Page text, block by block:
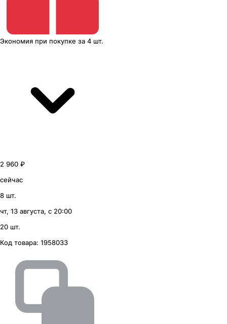
Экономия при покупке за 4 шт.
2 960 ₽
сейчас
8 шт.
чт, 13 августа, с 20:00
20 шт.
Код товара: 1958033